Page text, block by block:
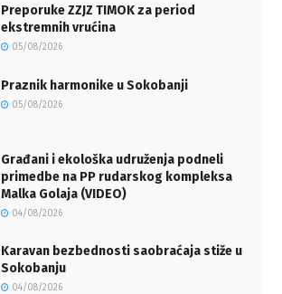
Preporuke ZZJZ TIMOK za period
ekstremnih vrućina
05/08/2026
Praznik harmonike u Sokobanji
05/08/2026
Građani i ekološka udruženja podneli
primedbe na PP rudarskog kompleksa
Malka Golaja (VIDEO)
04/08/2026
Karavan bezbednosti saobraćaja stiže u
Sokobanju
04/08/2026